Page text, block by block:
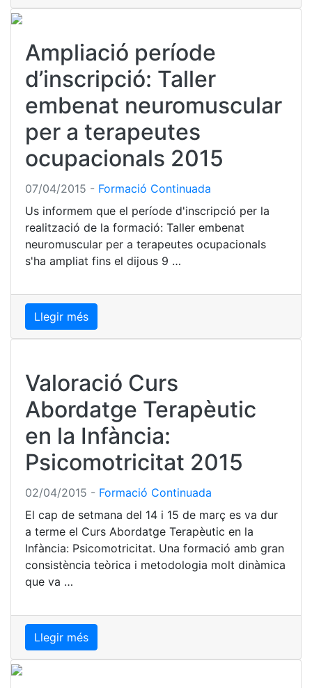
Ampliació període
d’inscripció: Taller
embenat neuromuscular
per a terapeutes
ocupacionals 2015
07/04/2015 - Formació Continuada
Us informem que el període d'inscripció per la
realització de la formació: Taller embenat
neuromuscular per a terapeutes ocupacionals
s'ha ampliat fins el dijous 9 …
Llegir més
Valoració Curs
Abordatge Terapèutic
en la Infància:
Psicomotricitat 2015
02/04/2015 - Formació Continuada
El cap de setmana del 14 i 15 de març es va dur
a terme el Curs Abordatge Terapèutic en la
Infància: Psicomotricitat. Una formació amb gran
consistència teòrica i metodologia molt dinàmica
que va …
Llegir més